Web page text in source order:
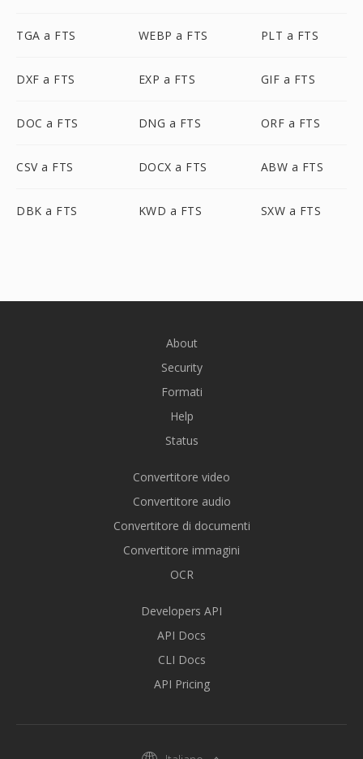
TGA a FTS WEBP a FTS PLT a FTS
DXF a FTS EXP a FTS GIF a FTS
DOC a FTS DNG a FTS ORF a FTS
CSV a FTS DOCX a FTS ABW a FTS
DBK a FTS KWD a FTS SXW a FTS
About
Security
Formati
Help
Status
Convertitore video
Convertitore audio
Convertitore di documenti
Convertitore immagini
OCR
Developers API
API Docs
CLI Docs
API Pricing